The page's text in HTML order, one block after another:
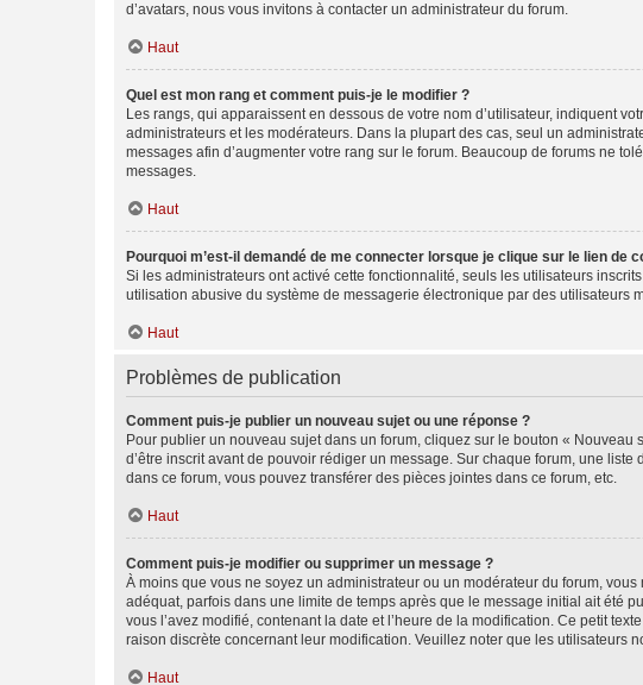
d’avatars, nous vous invitons à contacter un administrateur du forum.
Haut
Quel est mon rang et comment puis-je le modifier ?
Les rangs, qui apparaissent en dessous de votre nom d’utilisateur, indiquent
administrateurs et les modérateurs. Dans la plupart des cas, seul un
messages afin d’augmenter votre rang sur le forum. Beaucoup de forums ne
messages.
Haut
Pourquoi m’est-il demandé de me connecter lorsque je clique sur le lien de
Si les administrateurs ont activé cette fonctionnalité, seuls les utilisateurs
utilisation abusive du système de messagerie électronique par des utilisateurs
Haut
Problèmes de publication
Comment puis-je publier un nouveau sujet ou une réponse ?
Pour publier un nouveau sujet dans un forum, cliquez sur le bouton «
d’être inscrit avant de pouvoir rédiger un message. Sur chaque forum, une
dans ce forum, vous pouvez transférer des pièces jointes dans ce forum, etc.
Haut
Comment puis-je modifier ou supprimer un message ?
À moins que vous ne soyez un administrateur ou un modérateur du forum,
adéquat, parfois dans une limite de temps après que le message initial ait été
vous l’avez modifié, contenant la date et l’heure de la modification. Ce petit
raison discrète concernant leur modification. Veuillez noter que les utilisateurs
Haut